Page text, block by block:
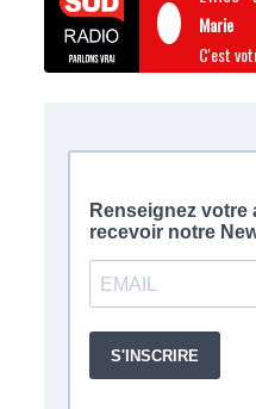
Marie
C'est